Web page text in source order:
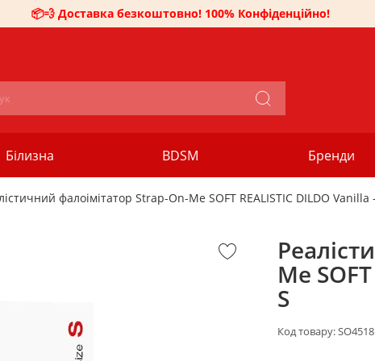
📦💨 Доставка безкоштовно! 100% Конфіденційно!
Білизна BDSM Бренди
фалоімітатор Strap-On-Me SOFT REALISTIC DILDO Vanilla
Me
S
Код товару:SO4518